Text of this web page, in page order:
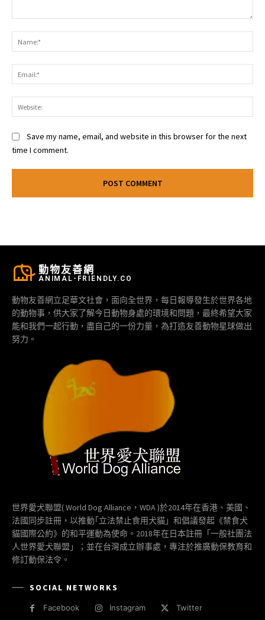
Save my name, email, and website in this browser for the next
time I comment.
動物友善網
ANIMAL-FRIENDLY.CO
動物友善網立足華文社會，面向全世界，每日報導發生於世界各地
的動物事，供大家了解今日動物身處的環境和問題，最終希望大家
能和我們一起行動，盡自己的一份力量，為打造友善動物星球做出
努力。
世界愛犬聯盟( World Dog Alliance，WDA )於2014年在香港、美國、
法國同步註冊，以推動｢立法禁止食用犬貓」和倡議發起《禁食犬
貓國際公約》的和平運動為使命。2018年在日本註冊「一般社團法
人世界愛犬聯盟」；並在台灣成立辦事處，專注於推廣動保教育和
修訂動保法令。
SOCIAL NETWORKS
Facebook Instagram Twitter